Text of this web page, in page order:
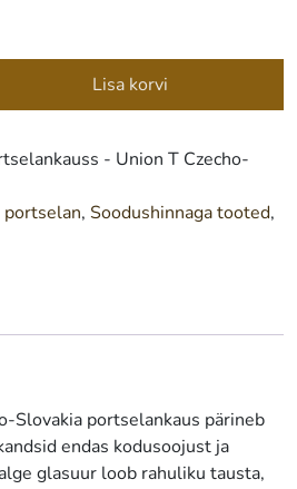
Lisa korvi
- Union T Czecho-
portselan, Soodushinnaga tooted,
Slovakia portselankaus pärineb
endas kodusoojust ja
glasuur loob rahuliku tausta,